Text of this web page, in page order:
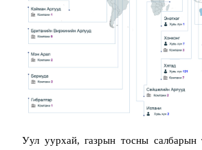
Уул уурхай, газрын тосны салбарын